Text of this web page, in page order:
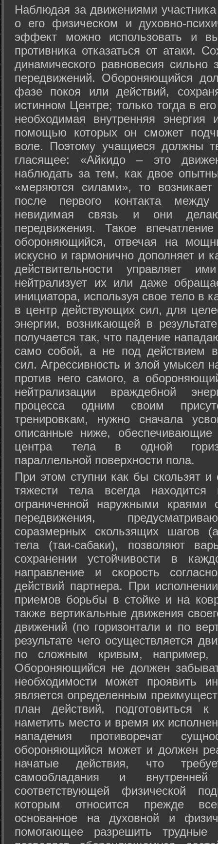
Hаблюдая за движениями
о его физическом и духовно-
эффект можно использовать и
противника отказаться от атаки.
динамического равновесия сильно
передвижений. Обороняющийся
фазе покоя или действий,
истинном Центре; только тогда в
необходимая внутренняя
помощью которых он сможет
воле. Поэтому учащиеся должны
гласящее: «Айкидо – это
наблюдать за тем, как двое
«меряются силами», то возникает
после первого контакта
невидимая связь и они
передвижения. Такое
обороняющийся, отвечая на
искусно и гармонично дополняет и
действительности управляет
нейтрализует их или даже
инициатора, используя свое тело в
в центр действующих сил, для
энергии, возникающей в
получается так, что падение
само собой, а не под действием
сил. Агрессивность и злой умысел
против него самого, а
нейтрализации враждебной
процесса одним своим
тренировкам, нужно сначала
описанные ниже, обеспечивающие
центра тела в одной
параллельной поверхности пола.
При этом ступни как бы скользят
тяжести тела всегда
ограниченной наружными краями
передвижения,
соразмерных скользящих шагов
тела (таи-сабаки), позволяют
сохранении устойчивости в
направление и скорость
действий партнера. При
приемов борьбы в стойке и на
также вертикальные движения
движений (по горизонтали и по
результате чего осуществляется
по сложным кривым, например,
Обороняющийся не должен
необходимости может проявить
является определенным
план действий, подготовиться
наметить место и время их
нападения противоречат
обороняющийся может и должен
начатые действия, что
самообладания и
соответствующей физической
которым относится прежде
основанное на духовной и
помогающее разрешить